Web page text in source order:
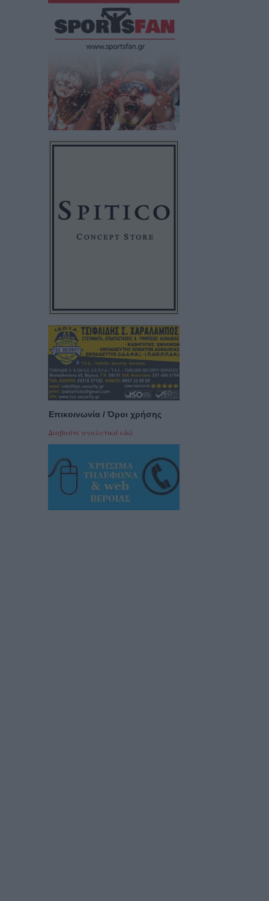
Επικοινωνία / Όροι χρήσης
Διαβαστε αναλυτικά εδώ